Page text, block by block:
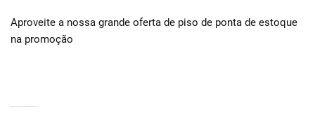
Aproveite a nossa grande oferta de piso de ponta de estoque
na promoção